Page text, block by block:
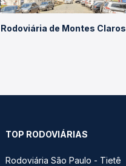
Rodoviária de Montes Claros
TOP RODOVIÁRIAS
Rodoviária São Paulo - Tietê